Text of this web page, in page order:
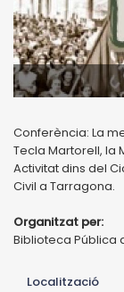
Conferència: La
Tecla Martorell, la
Activitat dins del
Civil a Tarragona.
Organitzat per:
Biblioteca Pública
Localització